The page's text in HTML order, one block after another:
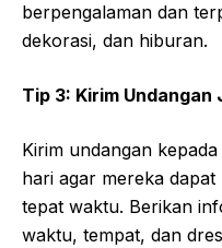
berpengalaman dan
dekorasi, dan hiburan.
Tip 3: Kirim Undangan
Kirim undangan
hari agar mereka
tepat waktu. Berikan
waktu, tempat, dan